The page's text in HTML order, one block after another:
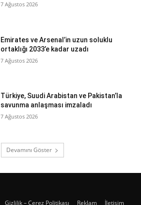
7 Ağustos 2026
Emirates ve Arsenal’in uzun soluklu
ortaklığı 2033’e kadar uzadı
7 Ağustos 2026
Türkiye, Suudi Arabistan ve Pakistan’la
savunma anlaşması imzaladı
7 Ağustos 2026
Devamını Göster
Gizlilik – Çerez Politikası Reklam İletişim